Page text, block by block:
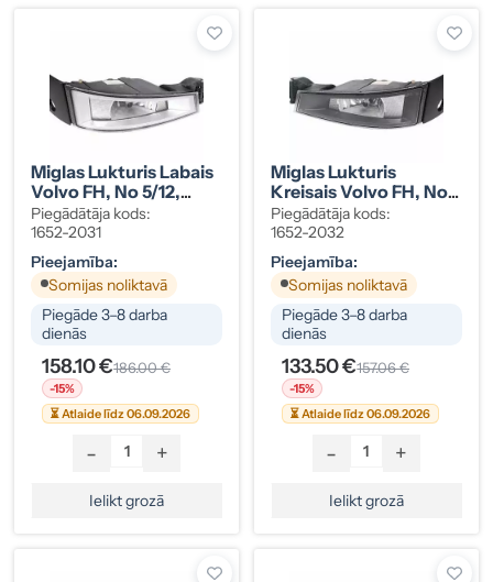
Miglas Lukturis Labais
Volvo FH, No 5/12,
Hroma Ietvars
Piegādātāja kods:
1652-2031
Pieejamība:
Somijas noliktavā
Piegāde 3–8 darba
dienās
158.10 €186.00 €
-15%
⏳ Atlaide līdz 06.09.2026
- +
Ielikt grozā
Miglas Lukturis
Kreisais Volvo FH, No
5/12, Melns Ietvars
Piegādātāja kods:
1652-2032
Pieejamība:
Somijas noliktavā
Piegāde 3–8 darba
dienās
133.50 €157.06 €
-15%
⏳ Atlaide līdz 06.09.2026
- +
Ielikt grozā